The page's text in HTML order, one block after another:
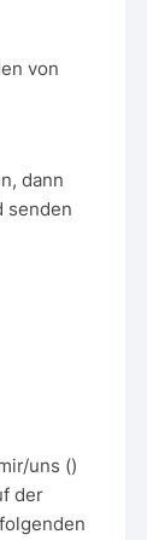
von
dann
senden
uns ()
der